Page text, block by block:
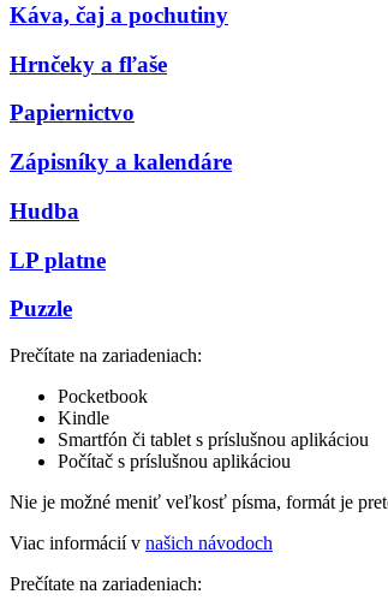
Káva, čaj a pochutiny
Hrnčeky a fľaše
Papiernictvo
Zápisníky a kalendáre
Hudba
LP platne
Puzzle
Prečítate na zariadeniach:
Pocketbook
Kindle
Smartfón či tablet s príslušnou aplikáciou
Počítač s príslušnou aplikáciou
Nie je možné meniť veľkosť písma, formát je
Viac informácií v našich návodoch
Prečítate na zariadeniach: